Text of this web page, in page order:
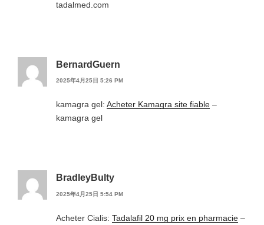
tadalmed.com
BernardGuern
2025年4月25日 5:26 PM
kamagra gel: Acheter Kamagra site fiable –
kamagra gel
BradleyBulty
2025年4月25日 5:54 PM
Acheter Cialis: Tadalafil 20 mg prix en pharmacie –